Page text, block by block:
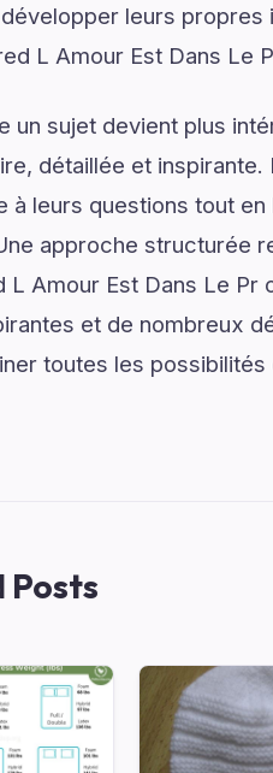
leurs propres
L Amour Est Dans Le
un sujet devient plus
détaillée et
à leurs questions tout
approche structurée
L Amour Est Dans Le
et de nombreux
toutes les possibilités
Posts